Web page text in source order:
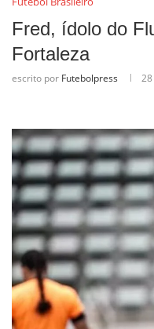
Fred, ídolo do
Fortaleza
escrito por Futebolpress